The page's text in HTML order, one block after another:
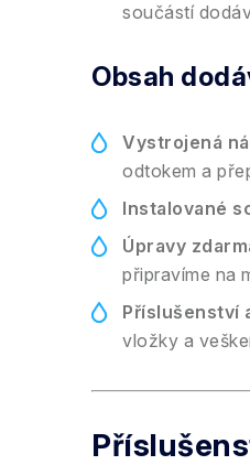
součástí
Obsah
Vystrojená
odtokem a
Instalované
Úpravy
připravíme na
Příslušenství
vložky a